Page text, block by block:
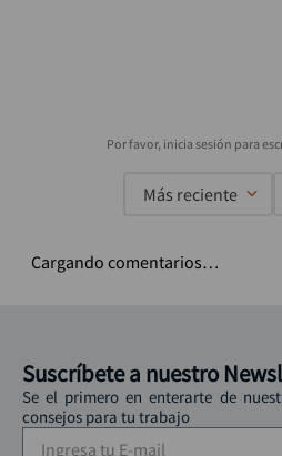
Más reciente
Cargando comentarios…
Suscríbete a nuestro
Se el primero en enterarte de
consejos para tu trabajo